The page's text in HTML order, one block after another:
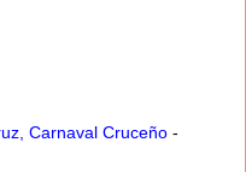
Carnaval Cruceño -